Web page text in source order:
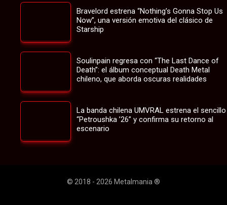
Bravelord estrena “Nothing’s Gonna Stop Us
Now”, una versión emotiva del clásico de
Starship
Soulinpain regresa con “The Last Dance of
Death”: el álbum conceptual Death Metal
chileno, que aborda oscuras realidades
La banda chilena UMVRAL estrena el sencillo
“Petroushka ’26” y confirma su retorno al
escenario
© 2018 - 2026 Metalmania ®